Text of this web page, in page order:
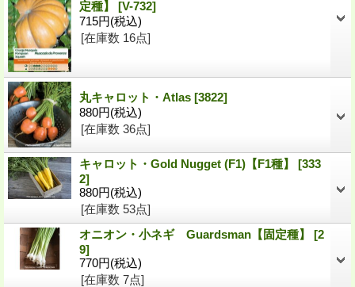
定種】 [V-732]
715円(税込)
[在庫数 16点]
丸キャロット・Atlas [3822]
880円(税込)
[在庫数 36点]
キャロット・Gold Nugget (F1)【F1種】 [333
2]
880円(税込)
[在庫数 53点]
オニオン・小ネギ Guardsman【固定種】 [2
9]
770円(税込)
[在庫数 7点]